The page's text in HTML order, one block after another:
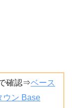
確認⇒ベース
ウン Base